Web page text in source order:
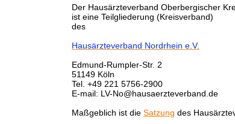
Der Hausärzteverband Oberbergischer
ist eine Teilgliederung (Kreisverband)
des
Hausärzteverband Nordrhein e.V.
Edmund-Rumpler-Str. 2
51149 Köln
Tel. +49 221 5756-2900
E-mail: LV-No@hausaerzteverband.de
Maßgeblich ist die Satzung des